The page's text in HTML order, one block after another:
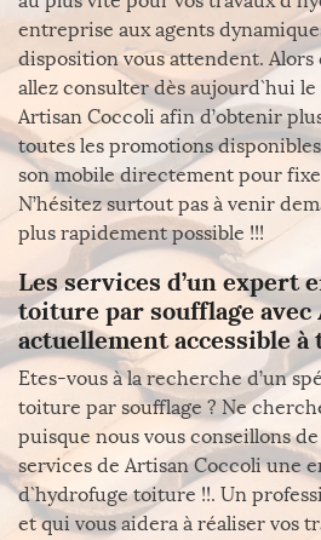
entreprise aux agents
disposition vous attendent. Alors
allez consulter dès aujourd`hui
Artisan Coccoli afin d’obtenir
toutes les promotions
son mobile directement pour
N’hésitez surtout pas à venir
plus rapidement possible !!!
Les services d’un expert
toiture par soufflage avec
actuellement accessible à
Etes-vous à la recherche d’un
toiture par soufflage ? Ne
puisque nous vous conseillons
services de Artisan Coccoli une
d`hydrofuge toiture !!. Un
et qui vous aidera à réaliser vos